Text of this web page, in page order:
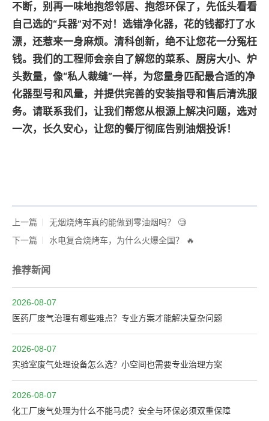
不断，别再一味地抱怨邻居、抱怨环保了，先低头看看
自己选的“兵器”对不对！选错净化器，花的钱都打了水
漂，还惹来一身麻烦。清科创新，绝不让您花一分冤枉
钱。我们的工程师会亲自了解您的菜系、厨房大小、炉
头数量，像“私人裁缝”一样，为您量身匹配最合适的净
化器型号和风量，并提供完善的安装指导和售后清洗服
务。请联系我们，让我们帮您从根源上解决问题，选对
一次，长久安心，让您的餐厅彻底告别油烟投诉！
上一篇
无烟烧烤车真的能做到零油烟吗？ 🧐
下一篇
水电复合烧烤车，为什么火爆全国？ 🔥
推荐新闻
2026-08-07
医药厂废气治理有哪些难点？专业方案才能解决复杂问题
2026-08-07
实验室废气处理设备怎么选？小空间也需要专业治理方案
2026-08-07
化工厂废气处理为什么不能马虎？安全与环保必须双重保障